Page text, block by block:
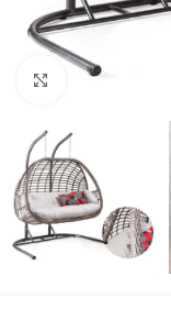
Büyüt